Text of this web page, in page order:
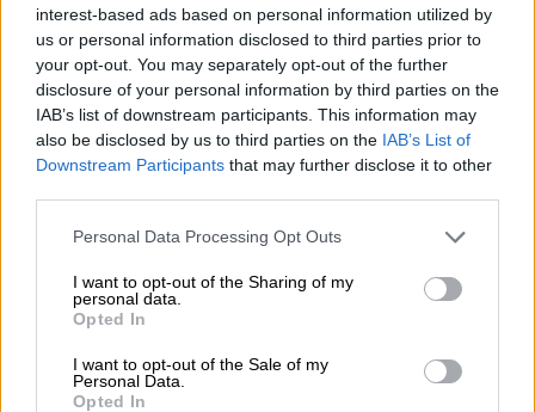
interest-based ads based on personal information utilized by
us or personal information disclosed to third parties prior to
your opt-out. You may separately opt-out of the further
disclosure of your personal information by third parties on the
IAB’s list of downstream participants. This information may
also be disclosed by us to third parties on the IAB’s List of
Downstream Participants that may further disclose it to other
Please note that this website/app uses one or more Google
not limited to your visit or usage behaviour. You may click to
grant or deny consent to Google and its third-party tags to
use your data for below specified purposes in below Google
consent section.
Personal Data Processing Opt Outs
I want to opt-out of the Sharing of my
personal data.
Opted In
I want to opt-out of the Sale of my
Personal Data.
Opted In
Ο Μπάμπις, που χαρακτήρισε «ιστορικό» το
αποτέλεσμα, δεν εξασφάλισε την απόλυτη
πλειοψηφία στο κοινοβούλιο